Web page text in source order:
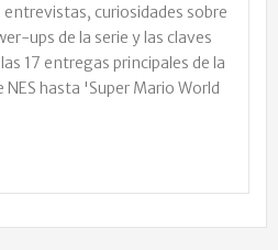
curiosidades sobre
ups de la serie y las claves
17 entregas principales de la
NES hasta 'Super Mario World